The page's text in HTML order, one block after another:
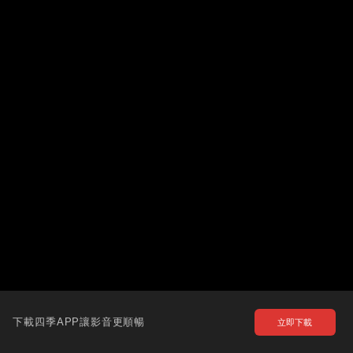
下載四季APP讓影音更順暢 立即下載